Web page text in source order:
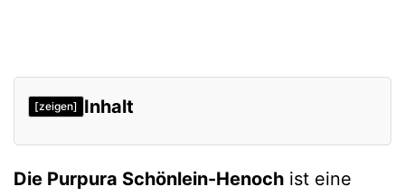
[zeigen] Inhalt
Entstehung
Diagnostik
Die Purpura Schönlein-Henoch ist eine